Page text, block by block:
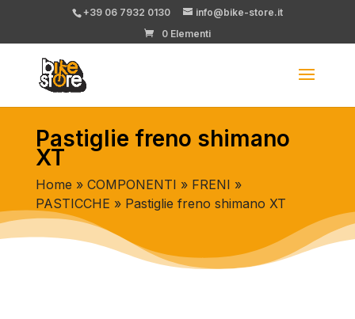
+39 06 7932 0130
info@bike-store.it
0 Elementi
Pastiglie freno shimano
XT
Home » COMPONENTI » FRENI »
PASTICCHE » Pastiglie freno shimano XT